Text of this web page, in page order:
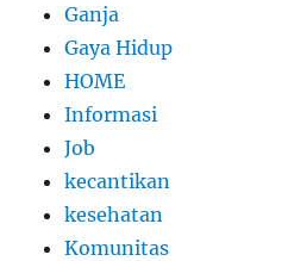
Ganja
Gaya Hidup
HOME
Informasi
Job
kecantikan
kesehatan
Komunitas